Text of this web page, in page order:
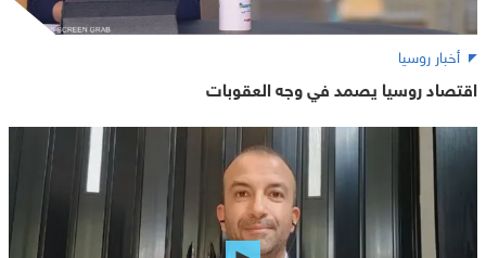
أخبار روسيا
اقتصاد روسيا يصمد في وجه العقوبات